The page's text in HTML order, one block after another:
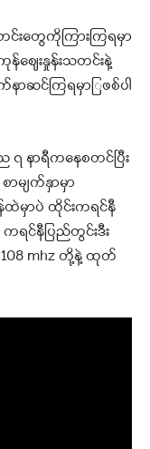
တွေကိုကြားကြရမှာ
ဈေးနှုန်းသတင်းနဲ့
ဆင်ကြရမှာြဖစ်ပါ
၇ နာရီကနေစတင်ပြီး
မျက်နှာမှာ
ထဲမှာပဲ ထိုင်းကရင်နီ
ရင်နီပြည်တွင်းဒီး
mhz တို့နဲ့ ထုတ်